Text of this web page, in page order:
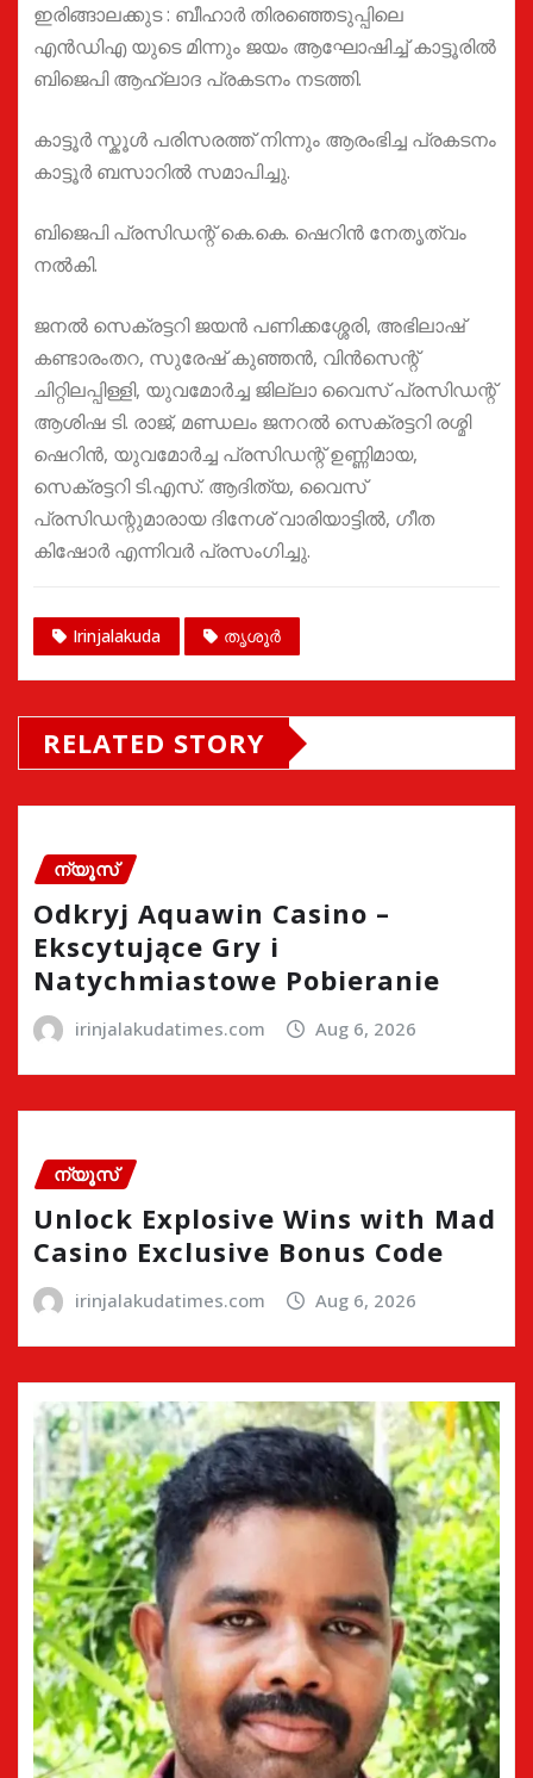
ഇരിങ്ങാലക്കുട : ബീഹാർ തിരഞ്ഞെടുപ്പിലെ
എൻഡിഎ യുടെ മിന്നും ജയം ആഘോഷിച്ച് കാട്ടൂരിൽ
ബിജെപി ആഹ്ലാദ പ്രകടനം നടത്തി.
കാട്ടൂർ സ്കൂൾ പരിസരത്ത് നിന്നും ആരംഭിച്ച പ്രകടനം
കാട്ടൂർ ബസാറിൽ സമാപിച്ചു.
ബിജെപി പ്രസിഡന്റ്‌ കെ.കെ. ഷെറിൻ നേതൃത്വം
നൽകി.
ജനൽ സെക്രട്ടറി ജയൻ പണിക്കശ്ശേരി, അഭിലാഷ്
കണ്ടാരംതറ, സുരേഷ് കുഞ്ഞൻ, വിൻസെന്റ്
ചിറ്റിലപ്പിള്ളി, യുവമോർച്ച ജില്ലാ വൈസ് പ്രസിഡന്റ്‌
ആശിഷ ടി. രാജ്, മണ്ഡലം ജനറൽ സെക്രട്ടറി രശ്മി
ഷെറിൻ, യുവമോർച്ച പ്രസിഡന്റ്‌ ഉണ്ണിമായ,
സെക്രട്ടറി ടി.എസ്. ആദിത്യ, വൈസ്
പ്രസിഡന്റുമാരായ ദിനേശ് വാരിയാട്ടിൽ, ഗീത
കിഷോർ എന്നിവർ പ്രസംഗിച്ചു.
Irinjalakuda തൃശൂർ
RELATED STORY
ന്യൂസ്
Odkryj Aquawin Casino –
Ekscytujące Gry i
Natychmiastowe Pobieranie
irinjalakudatimes.com Aug 6, 2026
ന്യൂസ്
Unlock Explosive Wins with Mad
Casino Exclusive Bonus Code
irinjalakudatimes.com Aug 6, 2026